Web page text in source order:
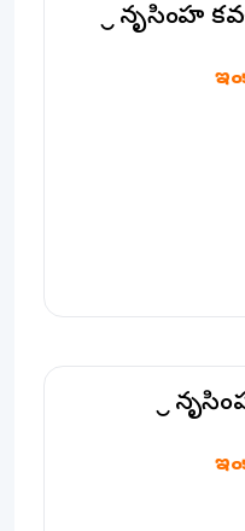
శ్రీ నృసింహ
శ్రీ
శ్రీ